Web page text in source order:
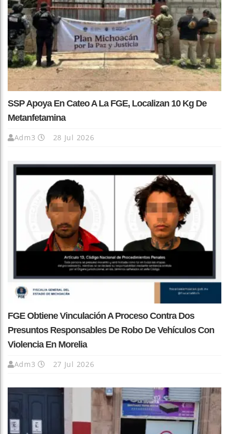
SSP Apoya En Cateo A La FGE, Localizan 10 Kg De
Metanfetamina
Adm3 28 Jul 2026
FGE Obtiene Vinculación A Proceso Contra Dos
Presuntos Responsables De Robo De Vehículos Con
Violencia En Morelia
Adm3 27 Jul 2026